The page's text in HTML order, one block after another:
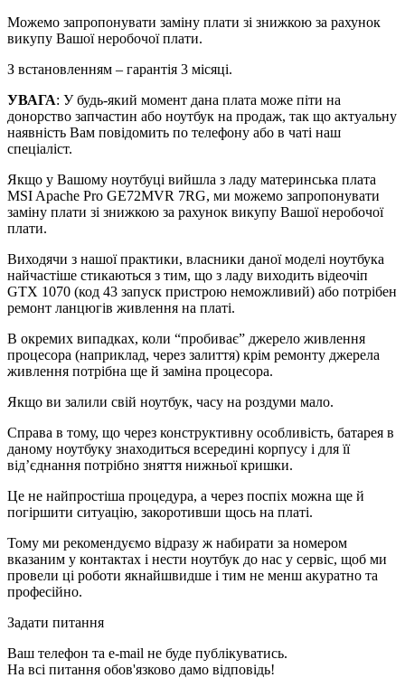
Можемо запропонувати заміну плати зі знижкою за рахунок
викупу Вашої неробочої плати.
З встановленням – гарантія 3 місяці.
УВАГА: У будь-який момент дана плата може піти на
донорство запчастин або ноутбук на продаж, так що актуальну
наявність Вам повідомить по телефону або в чаті наш
спеціаліст.
Якщо у Вашому ноутбуці вийшла з ладу материнська плата
MSI Apache Pro GE72MVR 7RG, ми можемо запропонувати
заміну плати зі знижкою за рахунок викупу Вашої неробочої
плати.
Виходячи з нашої практики, власники даної моделі ноутбука
найчастіше стикаються з тим, що з ладу виходить відеочіп
GTX 1070 (код 43 запуск пристрою неможливий) або потрібен
ремонт ланцюгів живлення на платі.
В окремих випадках, коли “пробиває” джерело живлення
процесора (наприклад, через залиття) крім ремонту джерела
живлення потрібна ще й заміна процесора.
Якщо ви залили свій ноутбук, часу на роздуми мало.
Справа в тому, що через конструктивну особливість, батарея в
даному ноутбуку знаходиться всередині корпусу і для її
від’єднання потрібно зняття нижньої кришки.
Це не найпростіша процедура, а через поспіх можна ще й
погіршити ситуацію, закоротивши щось на платі.
Тому ми рекомендуємо відразу ж набирати за номером
вказаним у контактах і нести ноутбук до нас у сервіс, щоб ми
провели ці роботи якнайшвидше і тим не менш акуратно та
професійно.
Задати питання
Ваш телефон та e-mail не буде публікуватись.
На всі питання обов'язково дамо відповідь!